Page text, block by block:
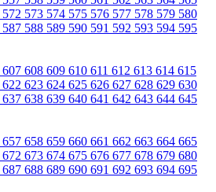
572 573 574 575 576 577 578 579 580
587 588 589 590 591 592 593 594 595
607 608 609 610 611 612 613 614 615
622 623 624 625 626 627 628 629 630
637 638 639 640 641 642 643 644 645
657 658 659 660 661 662 663 664 665
672 673 674 675 676 677 678 679 680
687 688 689 690 691 692 693 694 695